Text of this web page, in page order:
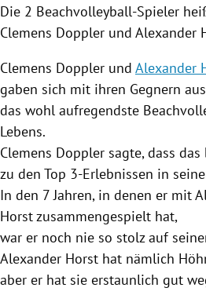
Die 2 Beachvolleyball-Spieler
Clemens Doppler und Alexander
Clemens Doppler und Alexander
gaben sich mit ihren Gegnern aus
das wohl aufregendste
Lebens.
Clemens Doppler sagte, dass
zu den Top 3-Erlebnissen in
In den 7 Jahren, in denen er mit
Horst zusammengespielt hat,
war er noch nie so stolz auf
Alexander Horst hat nämlich
aber er hat sie erstaunlich gut